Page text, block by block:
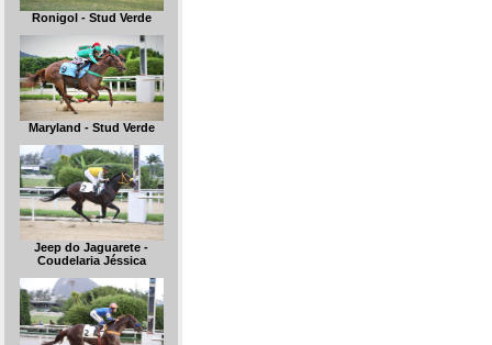
Ronigol - Stud Verde
Maryland - Stud Verde
Jeep do Jaguarete -
Coudelaria Jéssica